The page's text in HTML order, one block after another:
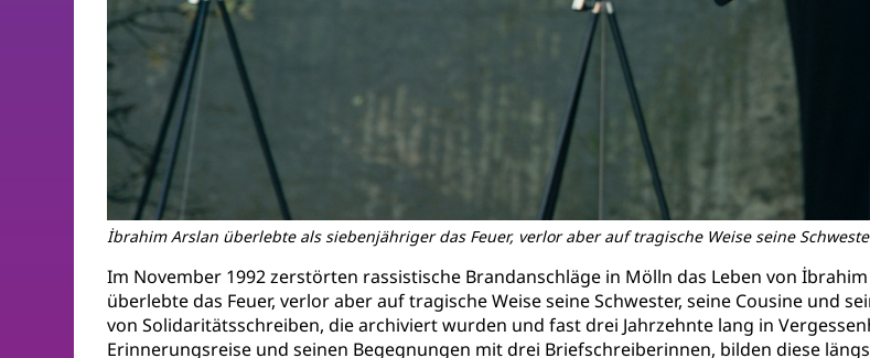
İbrahim Arslan überlebte als siebenjähriger das Feuer, verlor aber auf tragische Weise seine
Im November 1992 zerstörten rassistische Brandanschläge in Mölln das Leben von
überlebte das Feuer, verlor aber auf tragische Weise seine Schwester, seine Cousine und
von Solidaritätsschreiben, die archiviert wurden und fast drei Jahrzehnte lang in
Erinnerungsreise und seinen Begegnungen mit drei Briefschreiberinnen, bilden diese